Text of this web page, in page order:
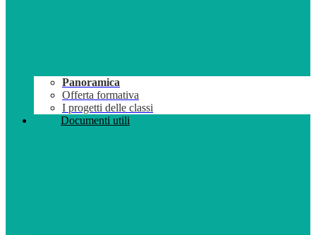
Panoramica
Offerta formativa
I progetti delle classi
Documenti utili